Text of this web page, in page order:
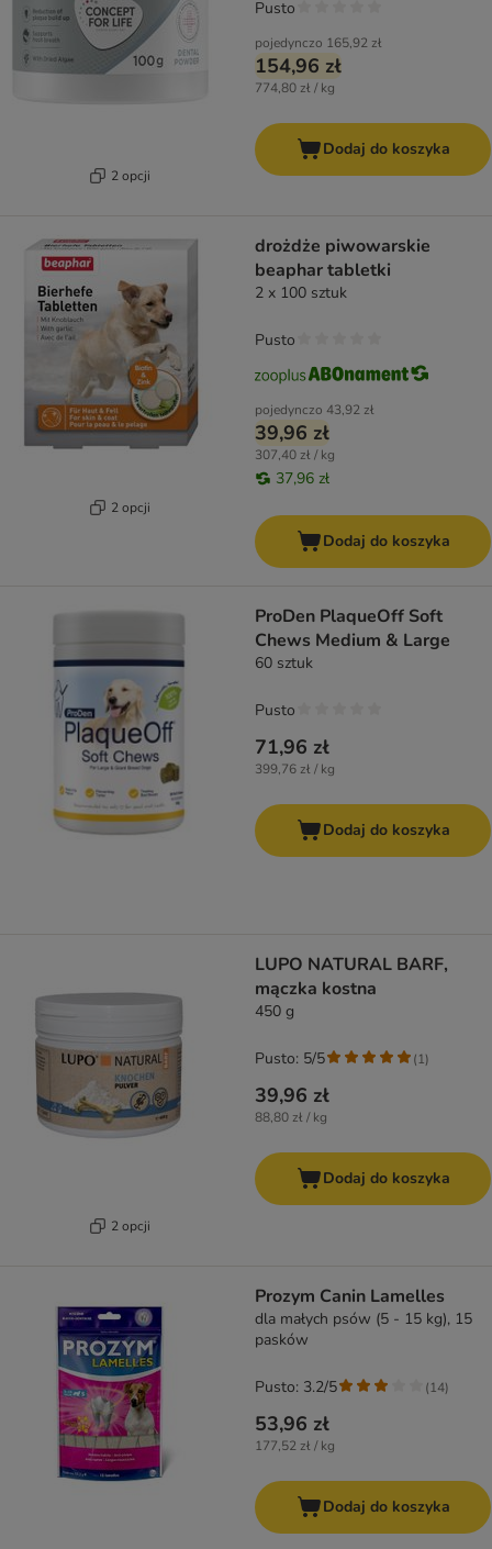
2 opcji
pojedynczo 165,92 zł
154,96 zł
774,80 zł / kg
Pusto
Dodaj do koszyka
2 opcji
drożdże piwowarskie
beaphar tabletki
2 x 100 sztuk
pojedynczo 43,92 zł
39,96 zł
307,40 zł / kg
37,96 zł
Pusto
Dodaj do koszyka
ProDen PlaqueOff Soft
Chews Medium & Large
60 sztuk
71,96 zł
399,76 zł / kg
Pusto
Dodaj do koszyka
2 opcji
LUPO NATURAL BARF,
mączka kostna
450 g
39,96 zł
88,80 zł / kg
Pusto: 5/5 (1)
Dodaj do koszyka
Prozym Canin Lamelles
dla małych psów (5 - 15 kg), 15
pasków
53,96 zł
177,52 zł / kg
Pusto: 3.2/5 (14)
Dodaj do koszyka